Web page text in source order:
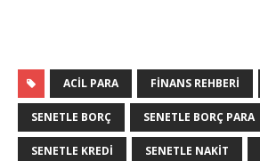
ACIL PARA FINANS REHBERI
SENETLE BORÇ SENETLE BORÇ PARA
SENETLE KREDI SENETLE NAKIT